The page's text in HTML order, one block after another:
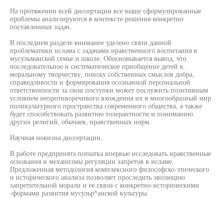
На протяжении всей диссертации все выше сформулированные
проблемы анализируются в контексте решения конкретно
поставленных задач.
В последнем разделе внимание уделено связи данной
проблематики ислама с задачами нравственного воспитания в
мусульманской семье и школе. Обосновывается вывод, что
последовательное и систематическое приобщение детей к
моральному творчеству, поиску собственных смыслов добра,
справедливости и формирования осознанной персональной
ответственности за свои поступки может послужить позитивным
условием непротиворечивого вхождения их в многообразный мир
поликультурного пространства современного общества, а также
будет способствовать развитию толерантности и пониманию
других религий, обычаев, нравственных норм.
Научная новизна диссертации.
В работе предпринята попытка впервые исследовать нравственные
основания и механизмы регуляции запретов в исламе.
Предложенная методология комплексного философско-этического
и исторического анализа позволяет проследить эволюцию
запретительной морали и ее связи с конкретно-историческими
-формами развития мусульр^анской культуры.